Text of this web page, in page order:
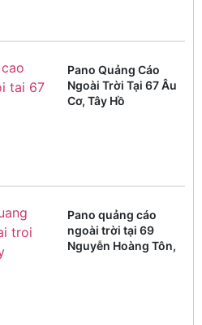
Pano Quảng Cáo
Ngoài Trời Tại 67 Âu
Cơ, Tây Hồ
Pano quảng cáo
ngoài trời tại 69
Nguyễn Hoàng Tôn,